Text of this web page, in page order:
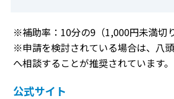
※補助率：10分の9（1,000円未満切り
※申請を検討されている場合は、八
へ相談することが推奨されています。
公式サイト